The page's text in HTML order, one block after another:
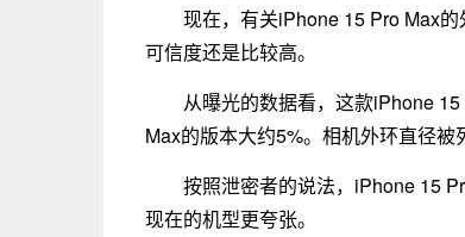
现在，有关iPhone 15 Pro Max
可信度还是比较高。
从曝光的数据看，这款iPhone
Max的版本大约5%。相机外环直径被
按照泄密者的说法，iPhone 15
现在的机型更夸张。